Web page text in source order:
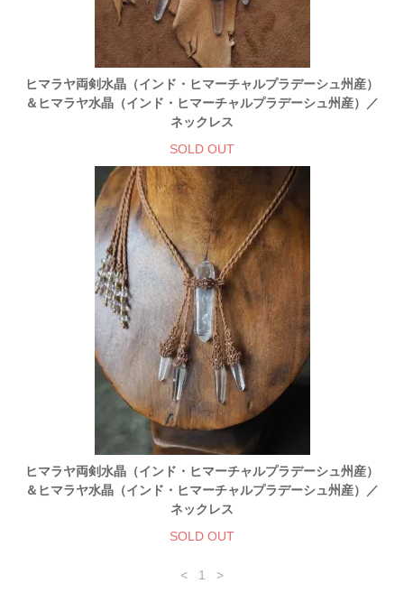
ヒマラヤ両剣水晶（インド・ヒマーチャルプラデーシュ州産）
＆ヒマラヤ水晶（インド・ヒマーチャルプラデーシュ州産）／
ネックレス
SOLD OUT
ヒマラヤ両剣水晶（インド・ヒマーチャルプラデーシュ州産）
＆ヒマラヤ水晶（インド・ヒマーチャルプラデーシュ州産）／
ネックレス
SOLD OUT
< 1 >